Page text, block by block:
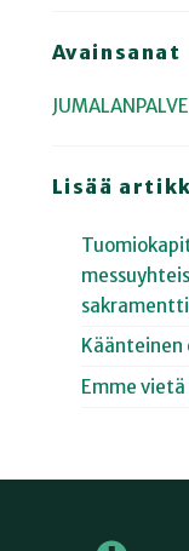
Avainsanat
Lisää
Emme